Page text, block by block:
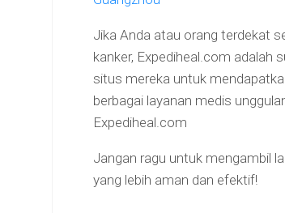
Jika Anda atau orang terdekat
kanker, Expediheal.com adalah
situs mereka untuk
berbagai layanan medis
Expediheal.com
Jangan ragu untuk mengambil
yang lebih aman dan efektif!